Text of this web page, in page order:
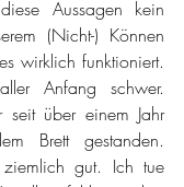
Aussagen kein
(Nicht-) Können
wirklich funktioniert.
Anfang schwer.
über einem Jahr
Brett gestanden.
gut. Ich tue